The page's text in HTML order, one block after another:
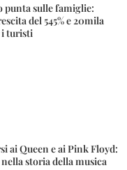
punta sulle famiglie:
del 545% e 20mila
i turisti
ai Queen e ai Pink Floyd:
storia della musica